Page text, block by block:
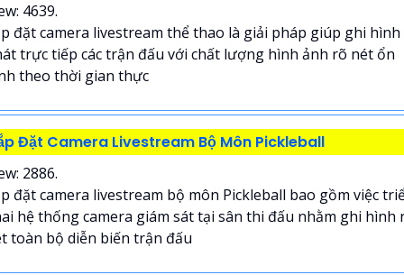
4639.
đặt camera livestream thể thao là giải pháp giúp ghi hình
trực tiếp các trận đấu với chất lượng hình ảnh rõ nét ổn
theo thời gian thực
Đặt Camera Livestream Bộ Môn Pickleball
2886.
đặt camera livestream bộ môn Pickleball bao gồm việc
hệ thống camera giám sát tại sân thi đấu nhằm ghi hình
toàn bộ diễn biến trận đấu